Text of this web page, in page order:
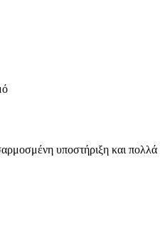
υποστήριξη και